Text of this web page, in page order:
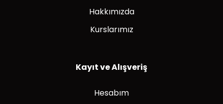
Hakkımızda
Kurslarımız
Kayıt ve Alışveriş
Hesabım